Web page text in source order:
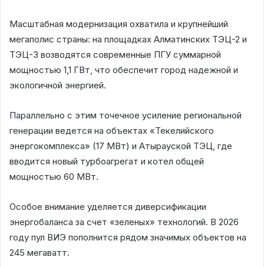
Масштабная модернизация охватила и крупнейший
мегаполис страны: на площадках Алматинских ТЭЦ-2 и
ТЭЦ-3 возводятся современные ПГУ суммарной
мощностью 1,1 ГВт, что обеспечит город надежной и
экологичной энергией.
Параллельно с этим точечное усиление региональной
генерации ведется на объектах «Текелийского
энергокомплекса» (17 МВт) и Атырауской ТЭЦ, где
вводится новый турбоагрегат и котел общей
мощностью 60 МВт.
Особое внимание уделяется диверсификации
энергобаланса за счет «зеленых» технологий. В 2026
году пул ВИЭ пополнится рядом значимых объектов на
245 мегаватт.